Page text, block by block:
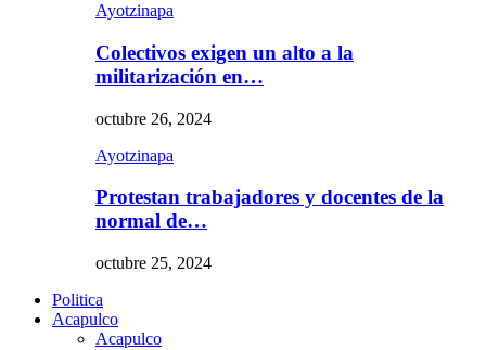
Ayotzinapa
Colectivos exigen un alto a la
militarización en…
octubre 26, 2024
Ayotzinapa
Protestan trabajadores y docentes de la
normal de…
octubre 25, 2024
Politica
Acapulco
Acapulco